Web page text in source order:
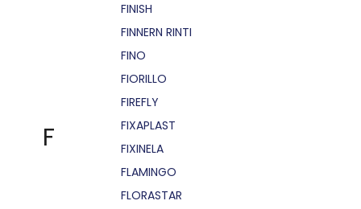
F
FINISH
FINNERN RINTI
FINO
FIORILLO
FIREFLY
FIXAPLAST
FIXINELA
FLAMINGO
FLORASTAR